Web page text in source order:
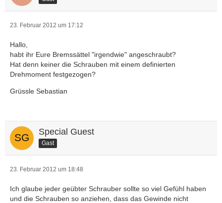
23. Februar 2012 um 17:12
Hallo,
habt ihr Eure Bremssättel "irgendwie" angeschraubt?
Hat denn keiner die Schrauben mit einem definierten
Drehmoment festgezogen?
Grüssle Sebastian
Special Guest
Gast
23. Februar 2012 um 18:48
Ich glaube jeder geübter Schrauber sollte so viel Gefühl haben
und die Schrauben so anziehen, dass das Gewinde nicht